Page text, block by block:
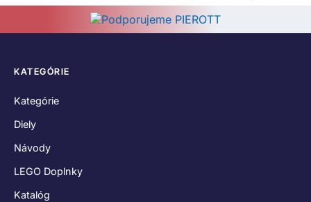
KATEGÓRIE
Kategórie
Diely
Návody
LEGO Doplnky
Katalóg